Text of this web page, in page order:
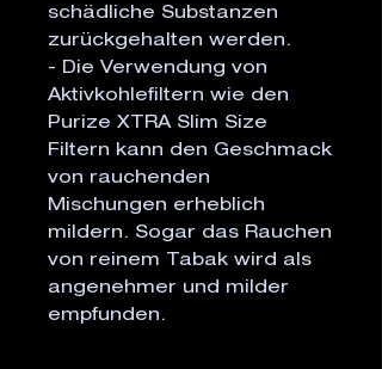
schädliche Substanzen
zurückgehalten werden.
- Die Verwendung von
Aktivkohlefiltern wie den
Purize XTRA Slim Size
Filtern kann den Geschmack
von rauchenden
Mischungen erheblich
mildern. Sogar das Rauchen
von reinem Tabak wird als
angenehmer und milder
empfunden.